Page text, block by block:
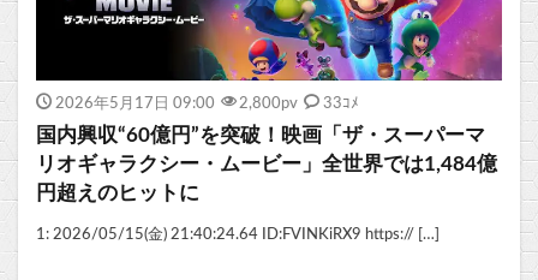
2026年5月17日 09:00 2,800pv 33ｺﾒ
国内興収“60億円”を突破！映画「ザ・スーパーマ
リオギャラクシー・ムービー」全世界では1,484億
円超えのヒットに
1: 2026/05/15(金) 21:40:24.64 ID:FVINKiRX9 https:// […]